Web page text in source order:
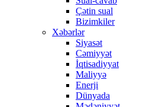
Çətin sual
Bizimkiler
Xəbərlər
Siyasət
Cəmiyyət
İqtisadiyyat
Maliyyə
Enerji
Dünyada